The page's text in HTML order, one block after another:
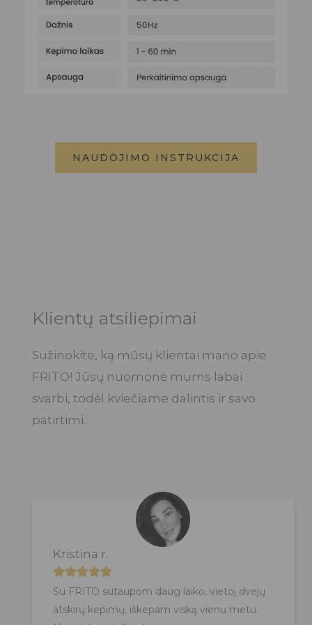
NAUDOJIMO INSTRUKCIJA
Klientų atsiliepimai
Sužinokite, ką mūsų klientai mano apie
FRITO! Jūsų nuomonė mums labai
svarbi, todėl kviečiame dalintis ir savo
patirtimi.
Kristina r.

a
t
Su FRITO sutaupom daug laiko, vietoj dvejų
atskirų kepimų, iškepam viską vienu metu.